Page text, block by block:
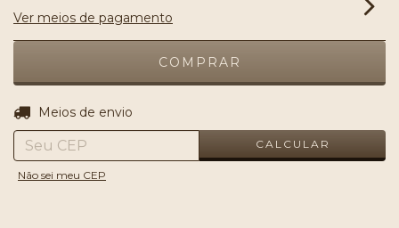
Ver meios de pagamento
Entregas para o CEP:
Meios de envio
CALCULAR
Não sei meu CEP